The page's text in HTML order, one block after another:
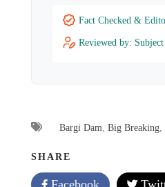
Fact Checked &
Reviewed by:
Bargi Dam Big Breaking
SHARE
Facebook